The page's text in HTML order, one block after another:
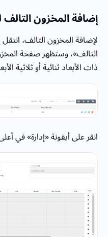
إضافة المخزون
لإضافة المخزون التالف،
التالف»، وستظهر صفحة
ذات الأبعاد ثنائية أو ثلاثية
انقر على أيقونة «إدارة» في